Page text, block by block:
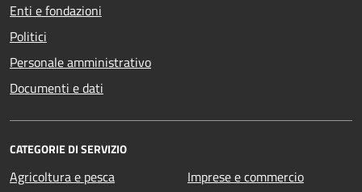
Enti e fondazioni
Politici
Personale amministrativo
Documenti e dati
CATEGORIE DI SERVIZIO
Agricoltura e pesca
Imprese e commercio